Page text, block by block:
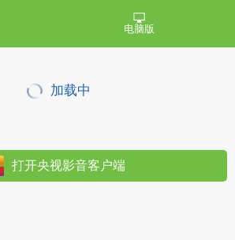
电脑版
加载中
打开央视影音客户端